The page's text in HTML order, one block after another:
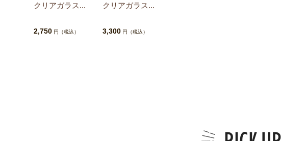
クリアガラス...
2,750 円（税込）
クリアガラス...
3,300 円（税込）